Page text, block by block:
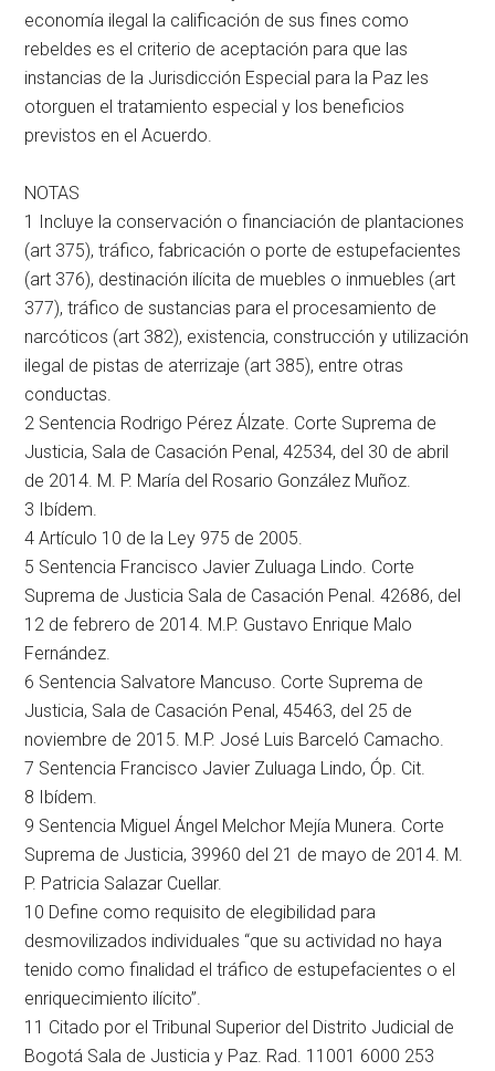
economía ilegal la calificación de sus fines como
rebeldes es el criterio de aceptación para que las
instancias de la Jurisdicción Especial para la Paz les
otorguen el tratamiento especial y los beneficios
previstos en el Acuerdo.
NOTAS
1 Incluye la conservación o financiación de plantaciones
(art 375), tráfico, fabricación o porte de estupefacientes
(art 376), destinación ilícita de muebles o inmuebles (art
377), tráfico de sustancias para el procesamiento de
narcóticos (art 382), existencia, construcción y utilización
ilegal de pistas de aterrizaje (art 385), entre otras
conductas.
2 Sentencia Rodrigo Pérez Álzate. Corte Suprema de
Justicia, Sala de Casación Penal, 42534, del 30 de abril
de 2014. M. P. María del Rosario González Muñoz.
3 Ibídem.
4 Artículo 10 de la Ley 975 de 2005.
5 Sentencia Francisco Javier Zuluaga Lindo. Corte
Suprema de Justicia Sala de Casación Penal. 42686, del
12 de febrero de 2014. M.P. Gustavo Enrique Malo
Fernández.
6 Sentencia Salvatore Mancuso. Corte Suprema de
Justicia, Sala de Casación Penal, 45463, del 25 de
noviembre de 2015. M.P. José Luis Barceló Camacho.
7 Sentencia Francisco Javier Zuluaga Lindo, Óp. Cit.
8 Ibídem.
9 Sentencia Miguel Ángel Melchor Mejía Munera. Corte
Suprema de Justicia, 39960 del 21 de mayo de 2014. M.
P. Patricia Salazar Cuellar.
10 Define como requisito de elegibilidad para
desmovilizados individuales “que su actividad no haya
tenido como finalidad el tráfico de estupefacientes o el
enriquecimiento ilícito”.
11 Citado por el Tribunal Superior del Distrito Judicial de
Bogotá Sala de Justicia y Paz. Rad. 11001 6000 253